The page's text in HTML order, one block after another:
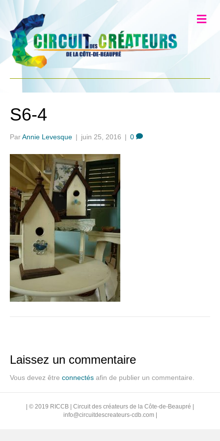
S6-4
ParAnnie Levesque | juin 25, 2016 | 0
Laissez un commentaire
Vous devez être connectés afin de publier un commentaire.
| © 2019 RICCB | Circuit des créateurs de la Côte-de-Beaupré |
info@circuitdescreateurs-cdb.com|